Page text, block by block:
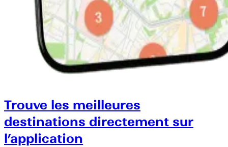
Trouve les meilleures
destinations directement sur
l’application